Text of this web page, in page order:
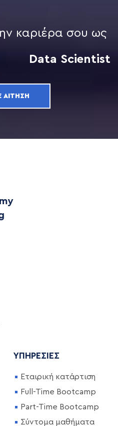
καριέρα σου ως
Data Scientist
ΑΊΤΗΣΗ
ΥΠΗΡΕΣΊΕΣ
Εταιρική κατάρτιση
Full-Time Bootcamp
Part-Time Bootcamp
Σύντομα μαθήματα